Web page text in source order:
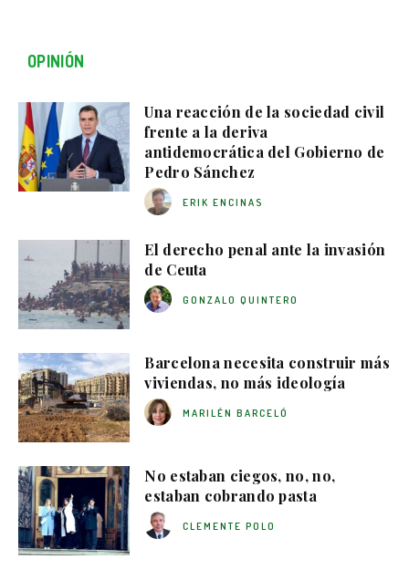
OPINIÓN
Una reacción de la sociedad civil
frente a la deriva
antidemocrática del Gobierno de
Pedro Sánchez
ERIK ENCINAS
El derecho penal ante la invasión
de Ceuta
GONZALO QUINTERO
Barcelona necesita construir más
viviendas, no más ideología
MARILÉN BARCELÓ
No estaban ciegos, no, no,
estaban cobrando pasta
CLEMENTE POLO